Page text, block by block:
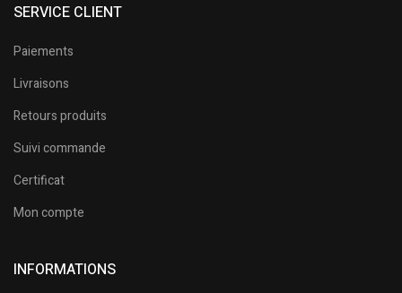
SERVICE CLIENT
Paiements
Livraisons
Retours produits
Suivi commande
Certificat
Mon compte
INFORMATIONS